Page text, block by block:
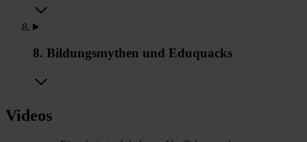
8. Bildungsmythen und Eduquacks
Videos